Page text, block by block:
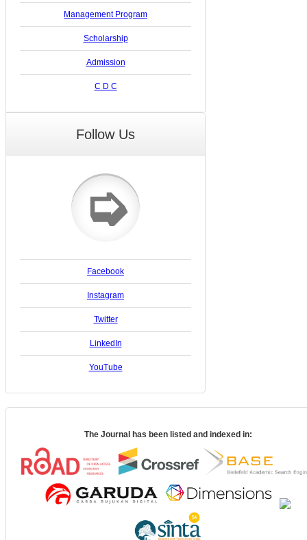
Management Program
Scholarship
Admission
C D C
Follow Us
➭
Facebook
Instagram
Twitter
LinkedIn
YouTube
The Journal has been listed and indexed in: